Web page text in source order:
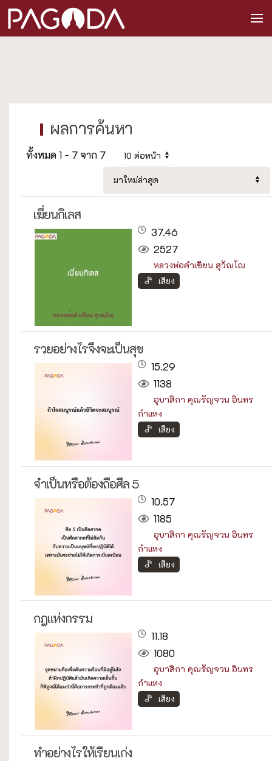
ทั้งหมด 1 - 7 จาก 7
เฆี่ยนกิเลส
37.46
2527
หลวงพ่อคำเขียน สุวัณโณ
เสียง
รวยอย่างไรจึงจะเป็นสุข
15.29
1138
อุบาสิกา คุณรัญจวน อินทร
กำแหง
เสียง
จำเป็นหรือต้องถือศีล 5
10.57
1185
อุบาสิกา คุณรัญจวน อินทร
กำแหง
เสียง
กฎแห่งกรรม
11.18
1080
อุบาสิกา คุณรัญจวน อินทร
กำแหง
เสียง
ทำอย่างไรให้เรียนเก่ง